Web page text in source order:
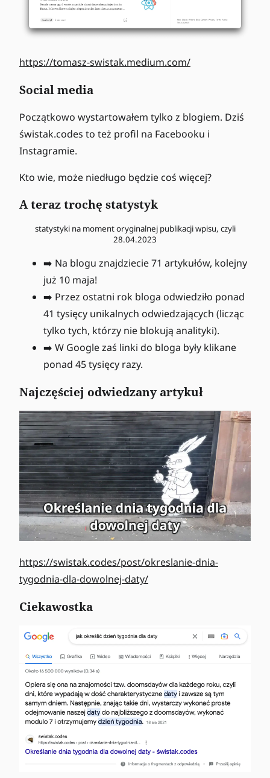
https://tomasz-swistak.medium.com/
Social media
Początkowo wystartowałem tylko z blogiem. Dziś
świstak.codes to też profil na Facebooku i
Instagramie.
Kto wie, może niedługo będzie coś więcej?
A teraz trochę statystyk
statystyki na moment oryginalnej publikacji wpisu, czyli
28.04.2023
➡️ Na blogu znajdziecie 71 artykułów, kolejny
już 10 maja!
➡️ Przez ostatni rok bloga odwiedziło ponad
41 tysięcy unikalnych odwiedzających (licząc
tylko tych, którzy nie blokują analityki).
➡️ W Google zaś linki do bloga były klikane
ponad 45 tysięcy razy.
Najczęściej odwiedzany artykuł
https://swistak.codes/post/okreslanie-dnia-
tygodnia-dla-dowolnej-daty/
Ciekawostka